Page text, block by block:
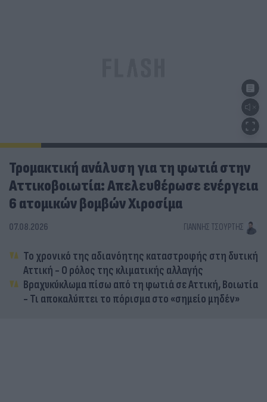
Τρομακτική ανάλυση για τη φωτιά στην
Αττικοβοιωτία: Απελευθέρωσε ενέργεια
6 ατομικών βομβών Χιροσίμα
07.08.2026 ΓΙΆΝΝΗΣ ΤΣΟΎΡΤΗΣ
Το χρονικό της αδιανόητης καταστροφής στη δυτική
Αττική - Ο ρόλος της κλιματικής αλλαγής
Βραχυκύκλωμα πίσω από τη φωτιά σε Αττική, Βοιωτία
- Τι αποκαλύπτει το πόρισμα στο «σημείο μηδέν»